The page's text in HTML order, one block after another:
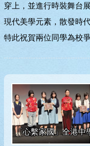
穿上，並進行時裝舞台
現代美學元素，散發時代
特此祝賀兩位同學為校爭
「心繫家國」全港中